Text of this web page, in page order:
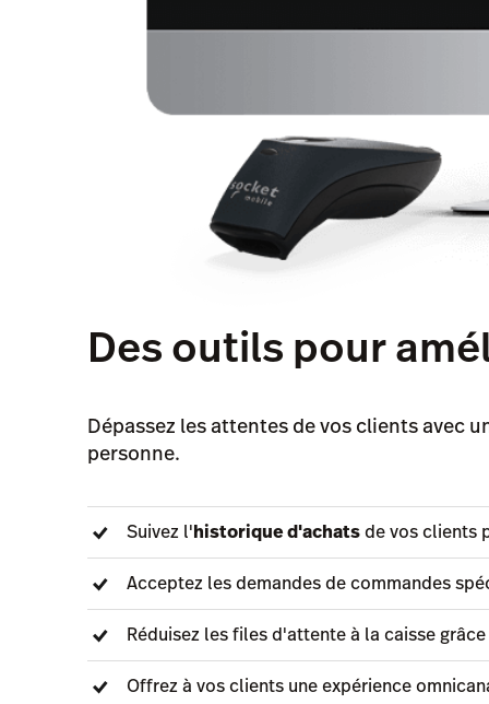
Des outils pour
Dépassez les attentes de vos clients avec
personne.
Suivez l'historique d'achatsde vos clients
Acceptez les demandes de commandes
Réduisez les files d'attente à la caisse
Offrez à vos clients une expérience